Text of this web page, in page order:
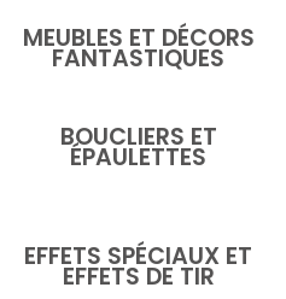
MEUBLES ET DÉCORS
FANTASTIQUES
BOUCLIERS ET
ÉPAULETTES
EFFETS SPÉCIAUX ET
EFFETS DE TIR